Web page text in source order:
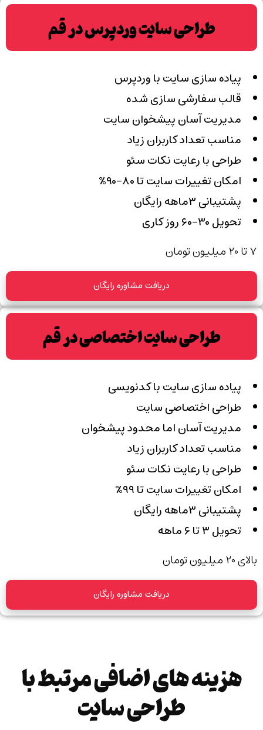
طراحی سایت وردپرس در قم
پیاده سازی سایت با وردپرس
قالب سفارشی سازی شده
مدیریت آسان پیشخوان سایت
مناسب تعداد کاربران زیاد
طراحی با رعایت نکات سئو
امکان تغییرات سایت تا ۸۰-۹۰٪
پشتیبانی ۳ماهه رایگان
تحویل ۳۰-۶۰ روز کاری
۷ تا ۲۰ میلیون تومان
دریافت مشاوره رایگان
طراحی سایت اختصاصی در قم
پیاده سازی سایت با کدنویسی
طراحی اختصاصی سایت
مدیریت آسان اما محدود پیشخوان
مناسب تعداد کاربران زیاد
طراحی با رعایت نکات سئو
امکان تغییرات سایت تا ۹۹٪
پشتیبانی ۳ماهه رایگان
تحویل ۳ تا ۶ ماهه
بالای ۲۰ میلیون تومان
دریافت مشاوره رایگان
هزینه های اضافی مرتبط با
طراحی سایت